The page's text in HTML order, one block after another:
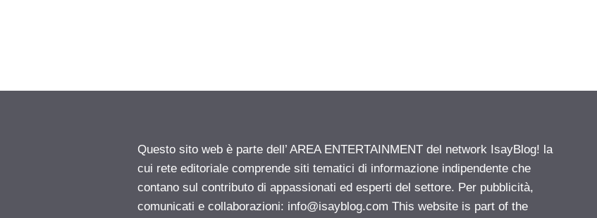
Questo sito web è parte dell’ AREA ENTERTAINMENT del network IsayBlog! la
cui rete editoriale comprende siti tematici di informazione indipendente che
contano sul contributo di appassionati ed esperti del settore. Per pubblicità,
comunicati e collaborazioni: info@isayblog.com This website is part of the